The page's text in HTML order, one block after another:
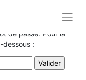
de passe. Pour la
dessous :